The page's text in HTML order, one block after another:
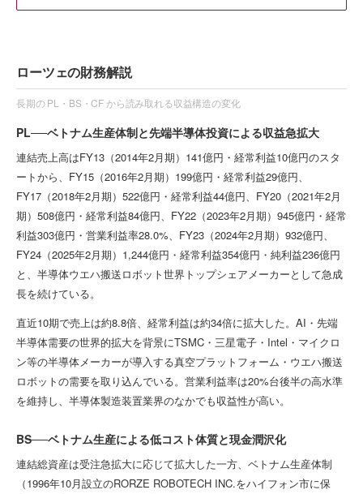
ローツェの財務解説
長期の PL・BS・CF から読み取れる収益構造の変化
PL──ベトナム生産体制と先端半導体投資による収益急拡大
連結売上高はFY13（2014年2月期）141億円・経常利益10億円のスタ
ートから、FY15（2016年2月期）199億円・経常利益29億円、
FY17（2018年2月期）522億円・経常利益44億円、FY20（2021年2月
期）508億円・経常利益84億円、FY22（2023年2月期）945億円・経常
利益303億円・営業利益率28.0%、FY23（2024年2月期）932億円、
FY24（2025年2月期）1,244億円・経常利益354億円・純利益236億円
と、半導体ウエハ搬送ロボット世界トップシェアメーカーとして急成
長を続けている。
直近10期で売上は約8.8倍、経常利益は約34倍に拡大した。AI・先端
半導体需要の世界的拡大を背景にTSMC・三星電子・Intel・マイクロ
ン等の半導体メーカーが導入する真空プラットフォーム・ウエハ搬送
ロボットの需要を取り込んでいる。営業利益率は20%台後半の高水準
を維持し、半導体製造装置業界のなかでも収益性が高い。
BS──ベトナム生産による低コスト体質と現金潤沢化
連結総資産は受注急拡大に応じて拡大した一方、ベトナム生産体制
（1996年10月設立のRORZE ROBOTECH INC.をハイフォン市に保